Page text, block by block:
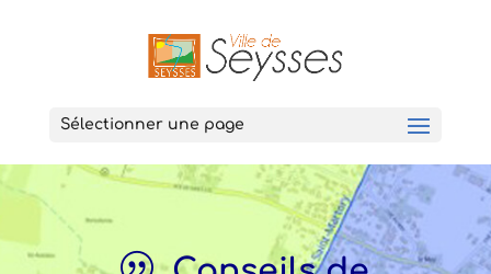
Sélectionner une page